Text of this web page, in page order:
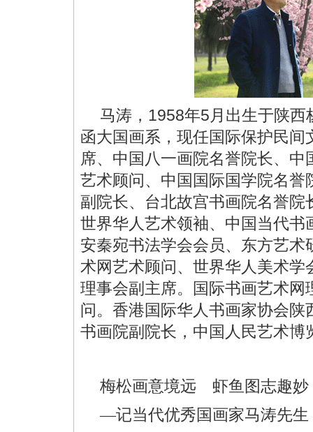
马涛， 1958年5 月出生于陕西
函大国画系，现任国际保护民间
席、中国八一画院名誉院长、中
艺术顾问、中国国际国学院名誉
副院长、台北故宫书画院名誉院
世界华人艺术领袖、中国当代书
安秦宛书法学会会员、东方艺术
术网艺术顾问、世界华人美术学
理事会副主席。国际书画艺术网
问。香港国际华人书画家协会陕
书画院副院长，中国人民艺术博
梅松画意境远 虾鱼图志趣妙
—记当代优秀国画家马涛先生